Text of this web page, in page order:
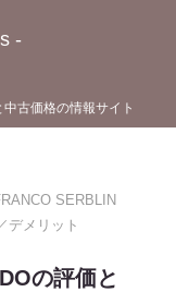
-
古価格の情報サイト
SERBLIN
デメリット
の評価と